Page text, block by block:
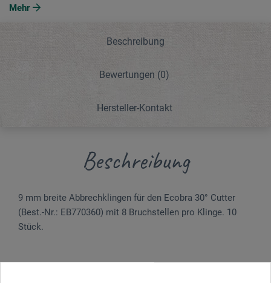
Mehr
Beschreibung
Bewertungen (0)
Hersteller-Kontakt
Beschreibung
9 mm breite Abbrechklingen für den Ecobra 30° Cutter
(Best.-Nr.: EB770360) mit 8 Bruchstellen pro Klinge. 10
Stück.